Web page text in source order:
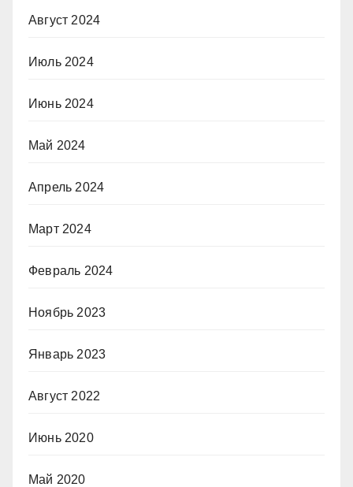
Август 2024
Июль 2024
Июнь 2024
Май 2024
Апрель 2024
Март 2024
Февраль 2024
Ноябрь 2023
Январь 2023
Август 2022
Июнь 2020
Май 2020